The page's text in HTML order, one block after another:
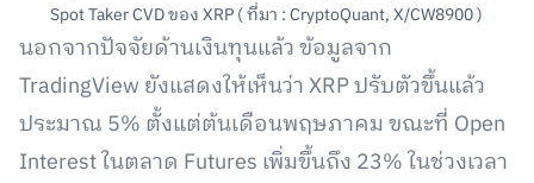
Spot Taker CVD ของ XRP ( ที่มา : CryptoQuant, X/CW8900 )
นอกจากปัจจัยด้านเงินทุนแล้ว ข้อมูลจาก
TradingView ยังแสดงให้เห็นว่า XRP ปรับตัวขึ้นแล้ว
ประมาณ 5% ตั้งแต่ต้นเดือนพฤษภาคม ขณะที่ Open
Interest ในตลาด Futures เพิ่มขึ้นถึง 23% ในช่วงเวลา